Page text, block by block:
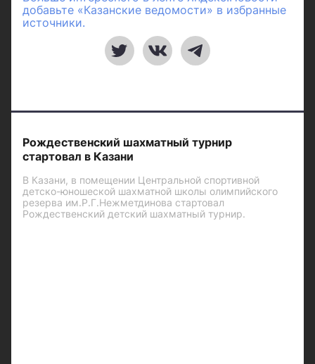
добавьте «Казанские ведомости» в избранные
источники.
Рождественский шахматный турнир
стартовал в Казани
В Казани, в помещении Центральной спортивной
детско-юношеской шахматной школы олимпийского
резерва им.Р.Г.Нежметдинова стартовал
Рождественский детский шахматный турнир.